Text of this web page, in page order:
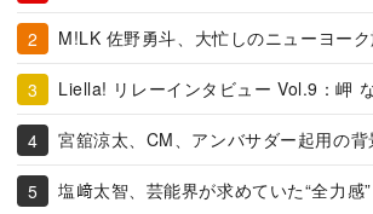
M!LK 佐野勇斗、大忙しのニューヨー
Liella! リレーインタビュー Vol.9：岬
宮舘涼太、CM、アンバサダー起用の背
塩﨑太智、芸能界が求めていた“全力感”